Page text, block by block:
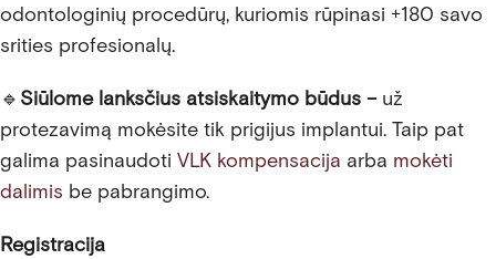
odontologinių procedūrų, kuriomis rūpinasi +180 savo
srities profesionalų.
🔹 Siūlome lanksčius atsiskaitymo būdus – už
protezavimą mokėsite tik prigijus implantui. Taip pat
galima pasinaudoti VLK kompensacija arba mokėti
dalimis be pabrangimo.
Registracija